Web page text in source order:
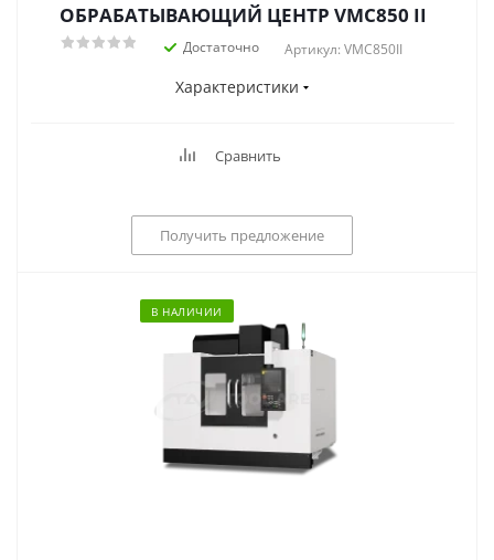
ОБРАБАТЫВАЮЩИЙ ЦЕНТР VMC850 II
Достаточно Артикул: VMC850II
Характеристики
Сравнить
Получить предложение
В НАЛИЧИИ